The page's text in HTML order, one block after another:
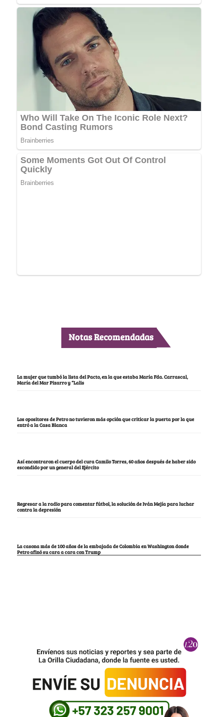
Notas Recomendadas
La mujer que tumbó la lista del Pacto, en la que estaba María Fda. Carrascal,
María del Mar Pizarro y “Lalis
Los opositores de Petro no tuvieron más opción que criticar la puerta por la que
entró a la Casa Blanca
Así encontraron el cuerpo del cura Camilo Torres, 60 años después de haber sido
escondido por un general del Ejército
Regresar a la radio para comentar fútbol, la solución de Iván Mejía para luchar
contra la depresión
La casona más de 100 años de la embajada de Colombia en Washington donde
Petro afinó su cara a cara con Trump